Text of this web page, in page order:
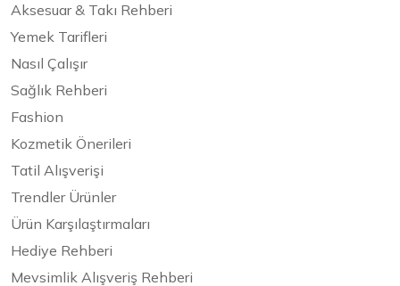
Aksesuar & Takı Rehberi
Yemek Tarifleri
Nasıl Çalışır
Sağlık Rehberi
Fashion
Kozmetik Önerileri
Tatil Alışverişi
Trendler Ürünler
Ürün Karşılaştırmaları
Hediye Rehberi
Mevsimlik Alışveriş Rehberi